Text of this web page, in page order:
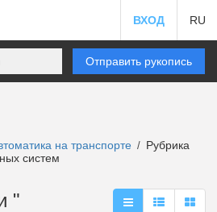
ВХОД RU
Отправить рукопись
на транспорте / Рубрика
систем
"